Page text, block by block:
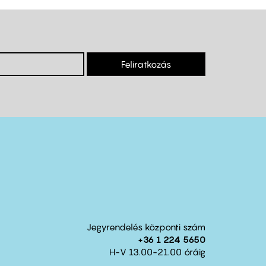
Feliratkozás
Jegyrendelés központi szám
+36 1 224 5650
H-V 13.00-21.00 óráig